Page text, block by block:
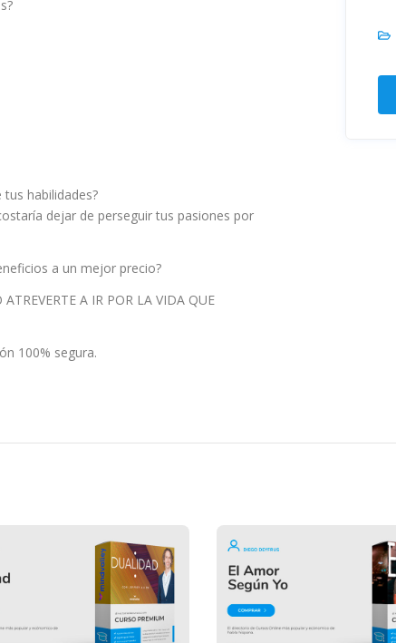
habilidades?
dejar de perseguir tus pasiones por
a un mejor precio?
A IR POR LA VIDA QUE
100% segura.
de esto pero sé cómo generar dinero y
yo no sabrían cómo.